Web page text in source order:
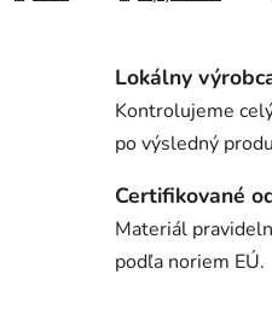
Lokálny
Kontrolujeme
po výsledný
Certifikované
Materiál
podľa noriem EÚ.